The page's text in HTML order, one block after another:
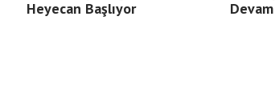
Heyecan Başlıyor